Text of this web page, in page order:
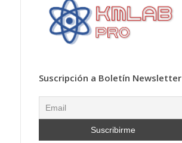
Suscripción a Boletín Newsletter